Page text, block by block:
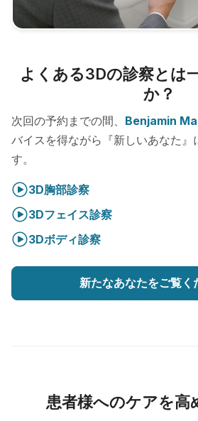
よくある3Dの診察とは
か？
次回の予約までの間、 Benjamin
バイスを得ながら『新しいあなた』
す。
3D胸部診察
3Dフェイス診察
3Dボディ診察
新たなあなたをご覧く
患者様へのケアを高